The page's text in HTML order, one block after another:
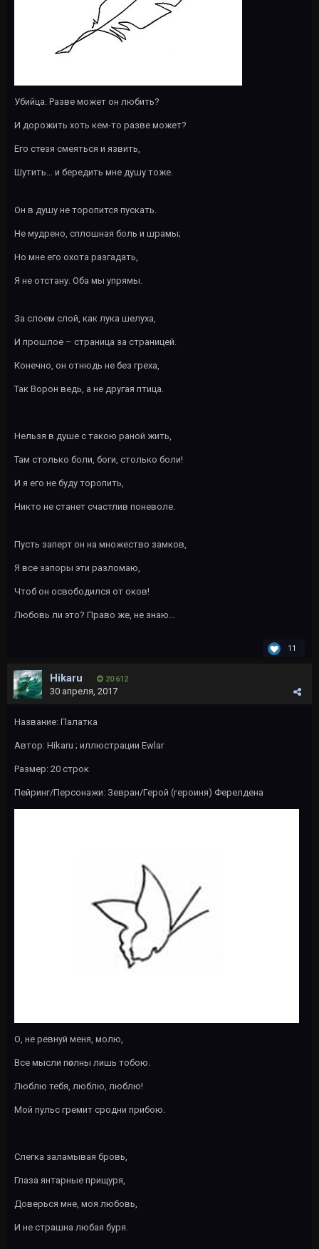
Убийца. Разве может он любить?
И дорожить хоть кем-то разве может?
Его стезя смеяться и язвить,
Шутить… и бередить мне душу тоже.
Он в душу не торопится пускать.
Не мудрено, сплошная боль и шрамы;
Но мне его охота разгадать,
Я не отстану. Оба мы упрямы.
За слоем слой, как лука шелуха,
И прошлое – страница за страницей.
Конечно, он отнюдь не без греха,
Так Ворон ведь, а не другая птица.
Нельзя в душе с такою раной жить,
Там столько боли, боги, столько боли!
И я его не буду торопить,
Никто не станет счастлив поневоле.
Пусть заперт он на множество замков,
Я все запоры эти разломаю,
Чтоб он освободился от оков!
Любовь ли это? Право же, не знаю…
11
Hikaru 20 612
30 апреля, 2017
Название: Палатка
Автор: Hikaru ; иллюстрации Ewlar
Размер: 20 строк
Пейринг/Персонажи: Зевран/Герой (героиня) Ферелдена
О, не ревнуй меня, молю,
Все мысли полны лишь тобою.
Люблю тебя, люблю, люблю!
Мой пульс гремит сродни прибою.
Слегка заламывая бровь,
Глаза янтарные прищуря,
Доверься мне, моя любовь,
И не страшна любая буря.